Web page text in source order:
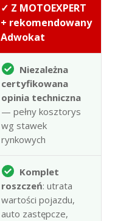
✓ Z MOTOEXPERT
+ rekomendowany
Adwokat
Niezależna
certyfikowana
opinia techniczna
— pełny kosztorys
wg stawek
rynkowych
Komplet
roszczeń: utrata
wartości pojazdu,
auto zastępcze,